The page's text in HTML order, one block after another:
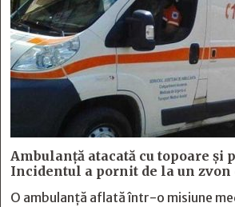
Ambulanță atacată cu topoare și
Incidentul a pornit de la un zvon
O ambulanță aflată într-o misiune